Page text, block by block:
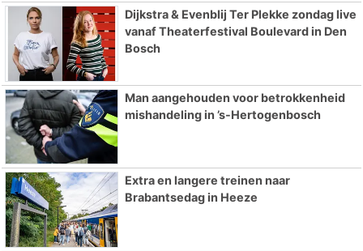
Dijkstra & Evenblij Ter Plekke zondag live
vanaf Theaterfestival Boulevard in Den
Bosch
Man aangehouden voor betrokkenheid
mishandeling in ’s-Hertogenbosch
Extra en langere treinen naar
Brabantsedag in Heeze